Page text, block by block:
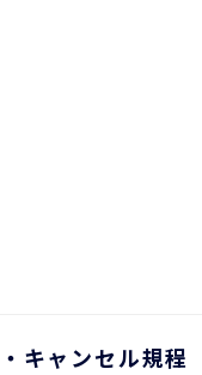
キャンセル規程